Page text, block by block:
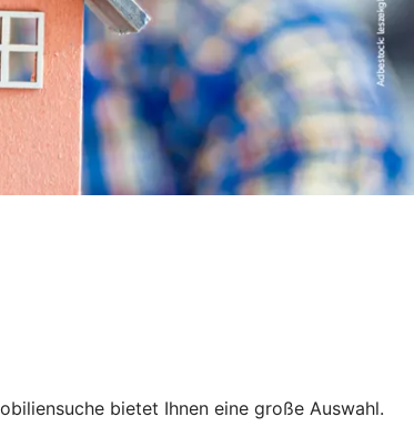
bietet Ihnen eine große Auswahl.